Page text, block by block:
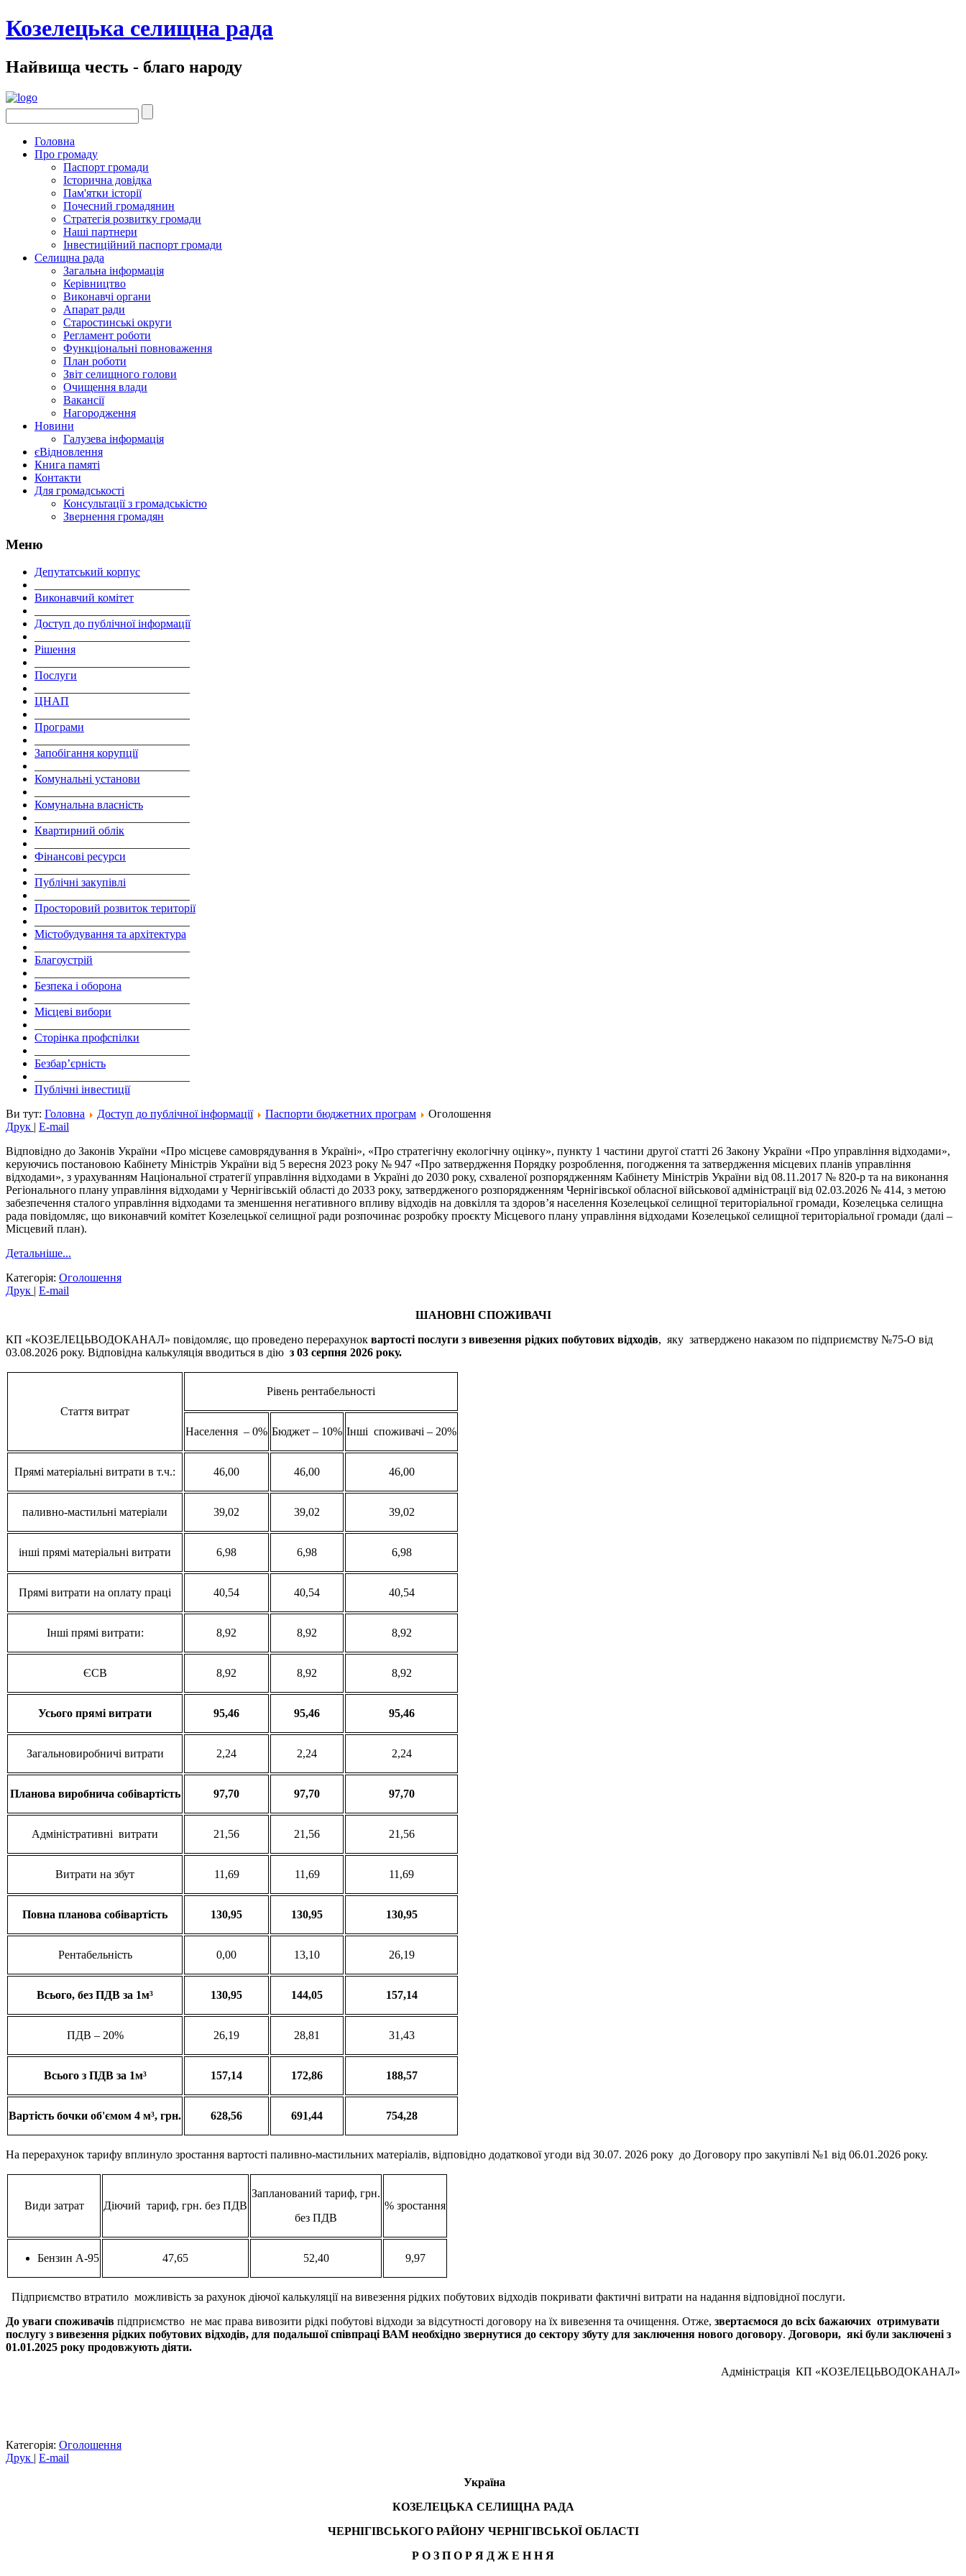
Козелецька селищна рада
Найвища честь - благо народу
Головна
Про громаду
Паспорт громади
Історична довідка
Пам'ятки історії
Почесний громадянин
Стратегія розвитку громади
Наші партнери
Інвестиційний паспорт громади
Селищна рада
Загальна інформація
Керівництво
Виконавчі органи
Апарат ради
Старостинські округи
Регламент роботи
Функціональні повноваження
План роботи
Звіт селищного голови
Очищення влади
Вакансії
Нагородження
Новини
Галузева інформація
єВідновлення
Книга памяті
Контакти
Для громадськості
Консультації з громадськістю
Звернення громадян
Меню
Депутатський корпус
Виконавчий комітет
Доступ до публічної інформації
Рішення
Послуги
ЦНАП
Програми
Запобігання корупції
Комунальні установи
Комунальна власність
Квартирний облік
Фінансові ресурси
Публічні закупівлі
Просторовий розвиток території
Містобудування та архітектура
Благоустрій
Безпека і оборона
Місцеві вибори
Сторінка профспілки
Безбар’єрність
Публічні інвестиції
Ви тут: Головна Доступ до публічної інформації Паспорти бюджетних програм
Оголошення
Друк | E-mail
Відповідно до Законів України «Про місцеве самоврядування в Україні», «Про стратегічну екологічну оцінку», пункту 1 частини другої статті 26 Закону України «Про управління відходами»,
керуючись постановою Кабінету Міністрів України від 5 вересня 2023 року № 947 «Про затвердження Порядку розроблення, погодження та затвердження місцевих планів управління
відходами», з урахуванням Національної стратегії управління відходами в Україні до 2030 року, схваленої розпорядженням Кабінету Міністрів України від 08.11.2017 № 820-р та на виконання
Регіонального плану управління відходами у Чернігівській області до 2033 року, затвердженого розпорядженням Чернігівської обласної військової адміністрації від 02.03.2026 № 414, з метою
забезпечення сталого управління відходами та зменшення негативного впливу відходів на довкілля та здоров’я населення Козелецької селищної територіальної громади, Козелецька селищна
рада повідомляє, що виконавчий комітет Козелецької селищної ради розпочинає розробку проєкту Місцевого плану управління відходами Козелецької селищної територіальної громади (далі –
Місцевий план).
Детальніше...
Категорія: Оголошення
Друк | E-mail
ШАНОВНІ СПОЖИВАЧІ
КП «КОЗЕЛЕЦЬВОДОКАНАЛ» повідомляє, що проведено перерахунок вартості послуги з вивезення рідких побутових відходів, яку затверджено наказом по підприємству №75-О від
03.08.2026 року. Відповідна калькуляція вводиться в дію з 03 серпня 2026 року.
Стаття витрат
Рівень рентабельності
Населення – 0% Бюджет – 10% Інші споживачі – 20%
Прямі матеріальні витрати в т.ч.: 46,00 46,00 46,00
паливно-мастильні матеріали 39,02 39,02 39,02
інші прямі матеріальні витрати 6,98 6,98 6,98
Прямі витрати на оплату праці 40,54 40,54 40,54
Інші прямі витрати: 8,92 8,92 8,92
ЄСВ 8,92 8,92 8,92
Усього прямі витрати 95,46 95,46 95,46
Загальновиробничі витрати 2,24 2,24 2,24
Планова виробнича собівартість 97,70 97,70 97,70
Адміністративні витрати 21,56 21,56 21,56
Витрати на збут 11,69 11,69 11,69
Повна планова собівартість 130,95 130,95 130,95
Рентабельність 0,00 13,10 26,19
Всього, без ПДВ за 1м³ 130,95 144,05 157,14
ПДВ – 20% 26,19 28,81 31,43
Всього зПДВ за 1м³ 157,14 172,86 188,57
Вартість бочки об'ємом 4 м³, грн. 628,56 691,44 754,28
На перерахунок тарифу вплинуло зростання вартості паливно-мастильних матеріалів, відповідно додаткової угоди від 30.07. 2026 року до Договору про закупівлі №1 від 06.01.2026 року.
Види затрат Діючий тариф, грн. без ПДВ
Запланований тариф, грн.
без ПДВ
% зростання
Бензин А-95 47,65 52,40 9,97
Підприємство втратило можливість за рахунок діючої калькуляції на вивезення рідких побутових відходів покривати фактичні витрати на надання відповідної послуги.
До уваги споживачів підприємство не має права вивозити рідкі побутові відходи за відсутності договору на їх вивезення та очищення. Отже, звертаємося до всіх бажаючих отримувати
послугу з вивезення рідких побутових відходів, для подальшої співпраці ВАМ необхідно звернутися до сектору збуту для заключення нового договору. Договори, які були заключені з
01.01.2025 року продовжують діяти.
Адміністрація КП «КОЗЕЛЕЦЬВОДОКАНАЛ»
Категорія: Оголошення
Друк | E-mail
Україна
КОЗЕЛЕЦЬКА СЕЛИЩНА РАДА
ЧЕРНІГІВСЬКОГО РАЙОНУ ЧЕРНІГІВСЬКОЇ ОБЛАСТІ
Р О З П О Р Я Д Ж Е ННЯ